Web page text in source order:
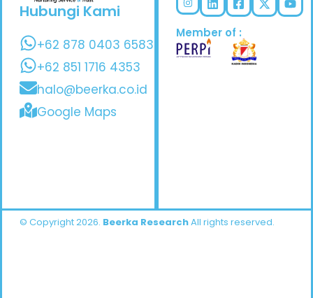
Hubungi Kami
+62 878 0403 6583
+62 851 1716 4353
halo@beerka.co.id
Google Maps
Member of :
© Copyright 2026. Beerka ResearchAll rights reserved.